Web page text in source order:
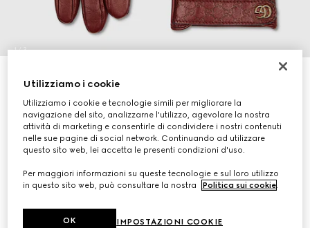
1/3
Variantebordeaux
Utilizziamo i cookie
Utilizziamo i cookie e tecnologie simili per migliorare la
navigazione del sito, analizzarne l'utilizzo, agevolare la nostra
attività di marketing e consentirle di condividere i nostri contenuti
nelle sue pagine di social network. Continuando ad utilizzare
questo sito web, lei accetta le presenti condizioni d'uso.
Per maggiori informazioni su queste tecnologie e sul loro utilizzo
in questo sito web, può consultare la nostra
Politica sui cookie.
IMPOSTAZIONI COOKIE
OK